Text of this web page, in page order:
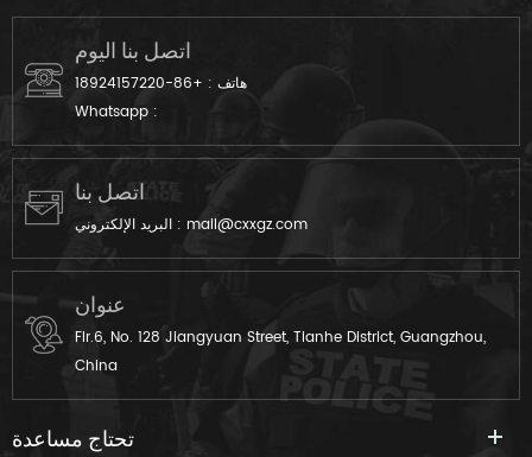
الخاص بك. سوبر قوية سوبر قوية
اتصل بنا اليوم
هاتف : +86-18924157220
Whatsapp :
اتصل بنا
البريد الإلكتروني : mail@cxxgz.com
عنوان
Flr.6, No. 128 Jiangyuan Street, Tianhe District, Guangzhou,
China
تحتاج مساعدة